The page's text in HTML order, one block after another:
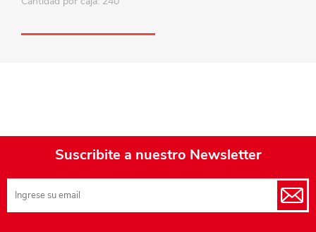
Suscribite a nuestro Newsletter